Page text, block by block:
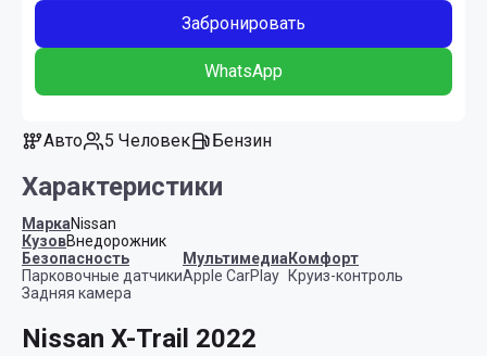
Забронировать
WhatsApp
Авто 5 Человек Бензин
Характеристики
МаркаNissan
КузовВнедорожник
Безопасность
Парковочные датчики
Задняя камера
Мультимедиа
Apple CarPlay
Комфорт
Круиз-контроль
Nissan X-Trail 2022